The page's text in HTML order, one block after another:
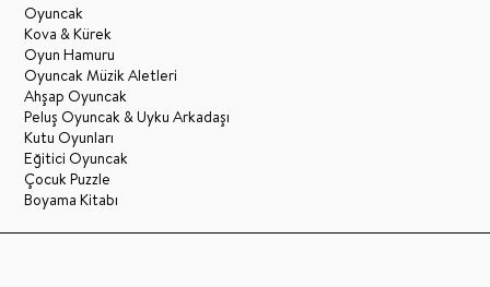
Oyuncak
Kova & Kürek
Oyun Hamuru
Oyuncak Müzik Aletleri
Ahşap Oyuncak
Peluş Oyuncak & Uyku Arkadaşı
Kutu Oyunları
Eğitici Oyuncak
Çocuk Puzzle
Boyama Kitabı